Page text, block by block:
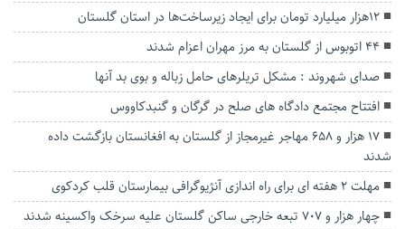
۱۲هزار میلیارد تومان برای ایجاد زیرساخت‌ها در استان گلستان
۴۴ اتوبوس از گلستان به مرز مهران اعزام شدند
صدای شهروند : مشکل تریلرهای حامل زباله و بوی بد آنها
افتتاح مجتمع دادگاه های صلح در گرگان و گنبدکاووس
۱۷ هزار و ۶۵۸ مهاجر غیرمجاز از گلستان به افغانستان بازگشت داده
شدند
مهلت 2 هفته ای برای راه اندازی آنژیوگرافی بیمارستان قلب کردکوی
چهار هزار و ۷۰۷ تبعه خارجی ساکن گلستان علیه سرخک واکسینه شدند